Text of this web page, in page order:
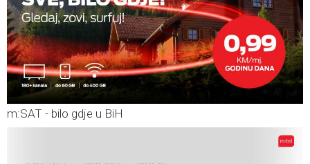
m:SAT - bilo gdje u BiH